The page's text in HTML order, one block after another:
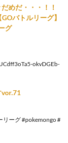
めだ・・・！！
バトルリーグ】
グ
okvDGEb-
リーグ #pokemongo #